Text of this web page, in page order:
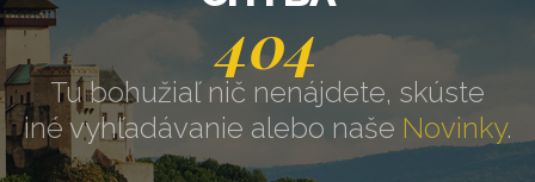
404
Tu bohužiaľ nič nenájdete, skúste
iné vyhľadávanie alebo naše Novinky.